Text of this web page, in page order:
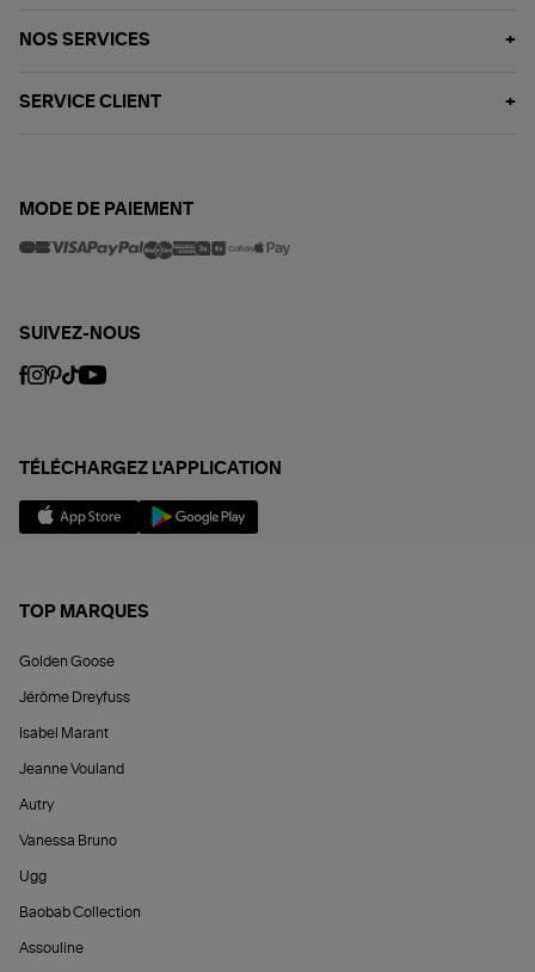
NOS SERVICES
SERVICE CLIENT
MODE DE PAIEMENT
SUIVEZ-NOUS
TÉLÉCHARGEZ L'APPLICATION
TOP MARQUES
Golden Goose
Jérôme Dreyfuss
Isabel Marant
Jeanne Vouland
Autry
Vanessa Bruno
Ugg
Baobab Collection
Assouline